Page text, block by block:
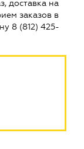
доставка на
заказов в
8 (812) 425-